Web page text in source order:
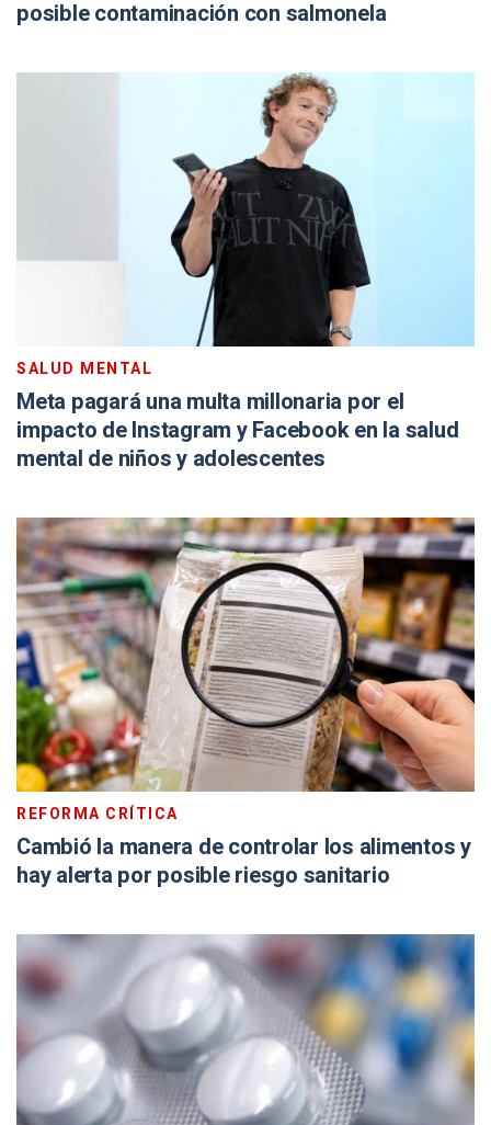
posible contaminación con salmonela
SALUD MENTAL
Meta pagará una multa millonaria por el
impacto de Instagram y Facebook en la salud
mental de niños y adolescentes
REFORMA CRÍTICA
Cambió la manera de controlar los alimentos y
hay alerta por posible riesgo sanitario